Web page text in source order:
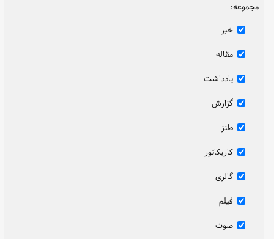
مجموعه:
خبر
مقاله
یادداشت
گزارش
طنز
کاریکاتور
گالری
فیلم
صوت